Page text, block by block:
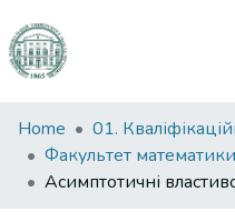
Communities
&
Collections
Home